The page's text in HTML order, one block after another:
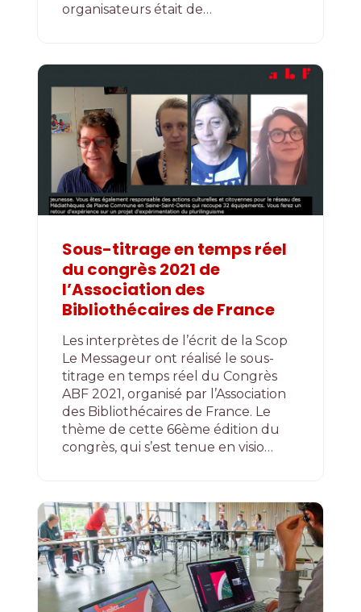
organisateurs était de…
Sous-titrage en temps réel
du congrès 2021 de
l’Association des
Bibliothécaires de France
Les interprètes de l’écrit de la Scop
Le Messageur ont réalisé le sous-
titrage en temps réel du Congrès
ABF 2021, organisé par l’Association
des Bibliothécaires de France. Le
thème de cette 66ème édition du
congrès, qui s’est tenue en visio…